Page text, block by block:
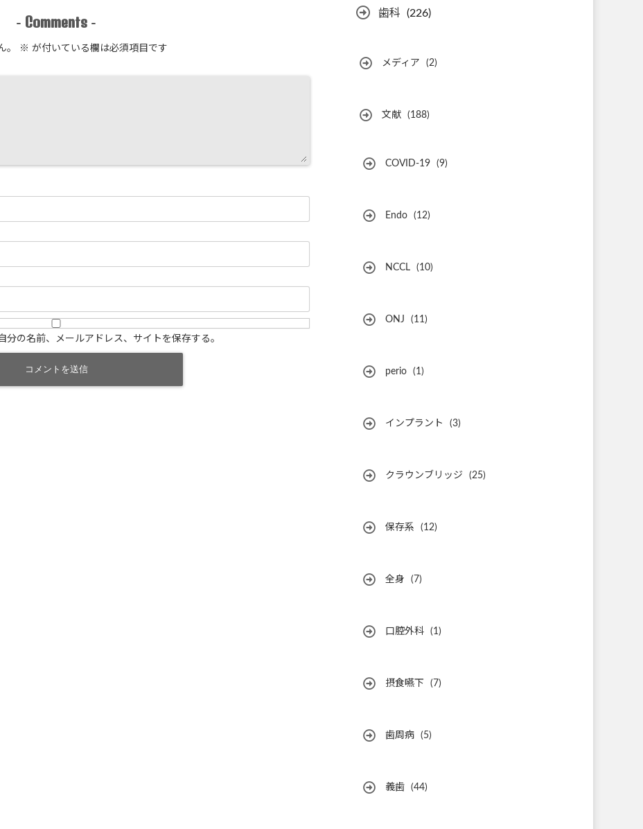
- Comments -
。 ※ が付いている欄は必須項目です
の名前、メールアドレス、サイトを保存する。
歯科 (226)
メディア (2)
文献 (188)
COVID-19 (9)
Endo (12)
NCCL (10)
ONJ (11)
perio (1)
インプラント (3)
クラウンブリッジ (25)
保存系 (12)
全身 (7)
口腔外科 (1)
摂食嚥下 (7)
歯周病 (5)
義歯 (44)